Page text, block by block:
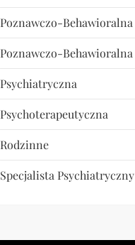
Poznawczo-Behawioralna
Poznawczo-Behawioralna
Psychiatryczna
Psychoterapeutyczna
Rodzinne
Specjalista Psychiatryczny